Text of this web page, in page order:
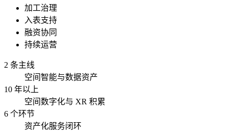
加工治理
入表支持
融资协同
持续运营
2 条主线
空间智能与数据资产
10 年以上
空间数字化与 XR 积累
6 个环节
资产化服务闭环